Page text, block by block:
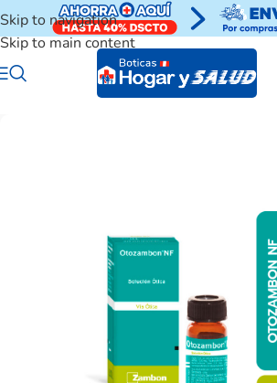
Skip to navigation
Skip to main content